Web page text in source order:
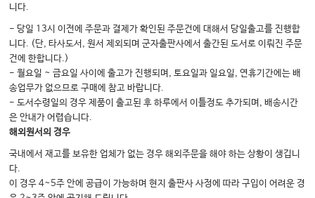
니다.
- 당일 13시 이전에 주문과 결제가 확인된 주문건에 대해서 당일출고를 진행합
니다. (단, 타사도서, 원서 제외되며 군자출판사에서 출간된 도서로 이뤄진 주문
건에 한합니다.)
- 월요일 ~ 금요일 사이에 출고가 진행되며, 토요일과 일요일, 연휴기간에는 배
송업무가 없으므로 구매에 참고 바랍니다.
- 도서수령일의 경우 제품이 출고된 후 하루에서 이틀정도 추가되며, 배송시간
은 안내가 어렵습니다.
해외원서의 경우
국내에서 재고를 보유한 업체가 없는 경우 해외주문을 해야 하는 상황이 생깁니
다.
이 경우 4~5주 안에 공급이 가능하며 현지 출판사 사정에 따라 구입이 어려운 경